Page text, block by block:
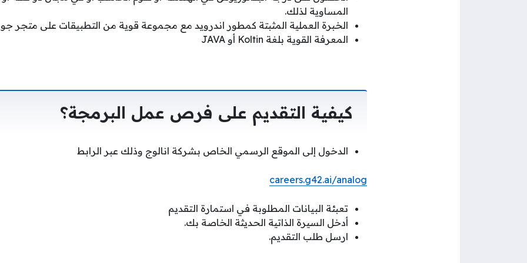
المساوية لذلك.
الخبرة العملية المثبتة كمطور اندرويد مع مجموعة قوية من التطبيقات على متجر
المعرفة القوية بلغة Koltin أو JAVA
كيفية التقديم على فرص عمل البرمجة؟
الدخول إلى الموقع الرسمي الخاص بشركة انالوج وذلك عبر الرابط
careers.g42.ai/analog
تعبئة البيانات المطلوبة في استمارة التقديم
أدخل السيرة الذاتية الحديثة الخاصة بك.
ارسل طلب التقديم.